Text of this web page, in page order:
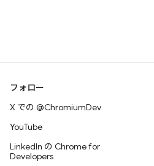
フォロー
X での @ChromiumDev
YouTube
LinkedIn の Chrome for
Developers